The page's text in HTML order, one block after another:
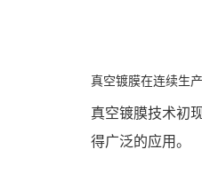
真空镀膜在连续生
真空镀膜技术初
得广泛的应用。